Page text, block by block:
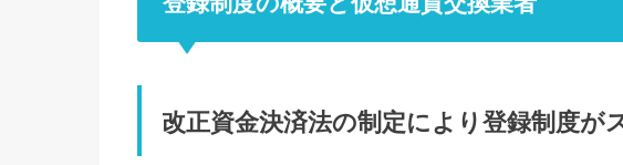
改正資金決済法の制定により登録制度が